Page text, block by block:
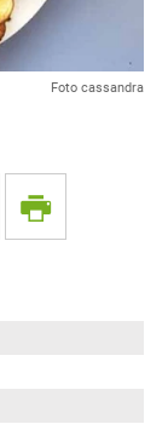
Foto cassandra